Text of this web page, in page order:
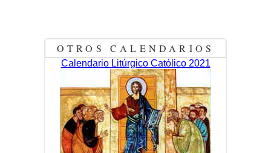
OTROS CALENDARIOS
Calendario Litúrgico Católico 2021